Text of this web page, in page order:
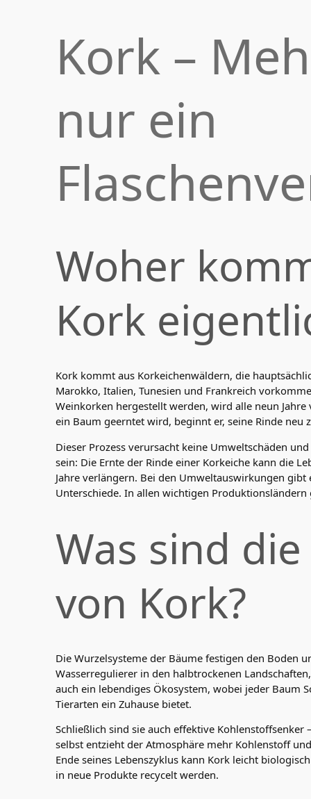
Kork –
nur ein
Woher
Kork
Kork kommt aus Korkeichenwäldern, die
Marokko, Italien, Tunesien und Frankreich
Weinkorken hergestellt werden, wird alle neun Jahre
ein Baum geerntet wird, beginnt er, seine Rinde neu
Dieser Prozess verursacht keine Umweltschäden
sein: Die Ernte der Rinde einer Korkeiche kann die
Jahre verlängern. Bei den Umweltauswirkungen gibt
Unterschiede. In allen wichtigen Produktionsländern
Was sind
von Kork?
Die Wurzelsysteme der Bäume festigen den Boden
Wasserregulierer in den halbtrockenen
auch ein lebendiges Ökosystem, wobei jeder Baum
Tierarten ein Zuhause bietet.
Schließlich sind sie auch effektive Kohlenstoffsenker
selbst entzieht der Atmosphäre mehr Kohlenstoff
Ende seines Lebenszyklus kann Kork leicht
in neue Produkte recycelt werden.